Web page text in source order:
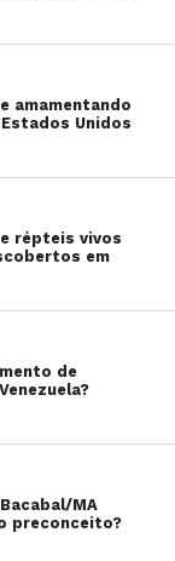
amamentando
Unidos
répteis vivos
em
de
MA
preconceito?